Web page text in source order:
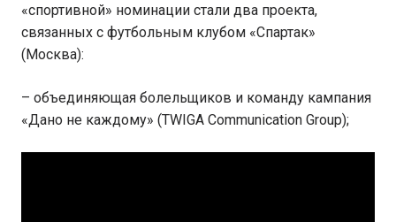
«спортивной» номинации стали два проекта,
связанных с футбольным клубом «Спартак»
(Москва):
– объединяющая болельщиков и команду кампания
«Дано не каждому» (TWIGA Communication Group);